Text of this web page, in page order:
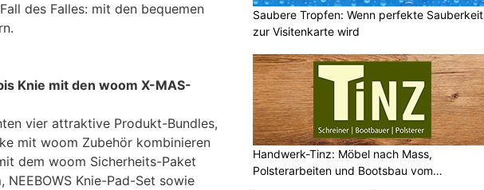
des Falles: mit den bequemen
Knie mit den woom X-MAS-
vier attraktive Produkt-Bundles,
mit woom Zubehör kombinieren
dem woom Sicherheits-Paket
NEEBOWS Knie-Pad-Set sowie
Saubere Tropfen: Wenn perfekte Sauberkeit
zur Visitenkarte wird
Handwerk-Tinz: Möbel nach Mass,
Polsterarbeiten und Bootsbau vom